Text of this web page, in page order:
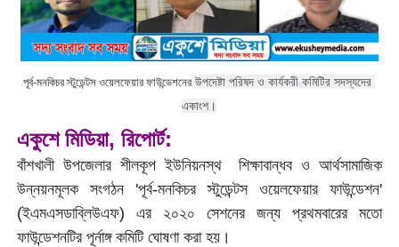
পূর্ব-মনকিচর স্টুডেন্টস ওয়েলফেয়ার ফাউন্ডেশনের উপদেষ্টা পরিষদ ও কার্যকরী কমিটির সদস্যদের
একাংশ।
একুশে মিডিয়া, রিপোর্ট:
বাঁশখালী উপজেলার শীলকূপ ইউনিয়নস্থ শিক্ষাবান্ধব ও আর্থসামাজিক
উন্নয়নমূলক সংগঠন 'পূর্ব-মনকিচর স্টুডেন্টস ওয়েলফেয়ার ফাউন্ডেশন'
(ইএমএসডাব্লিউএফ) এর ২০২০ সেশনের জন্য প্রথমবারের মতো
ফাউন্ডেশনটির পূর্নাঙ্গ কমিটি ঘোষণা করা হয়।